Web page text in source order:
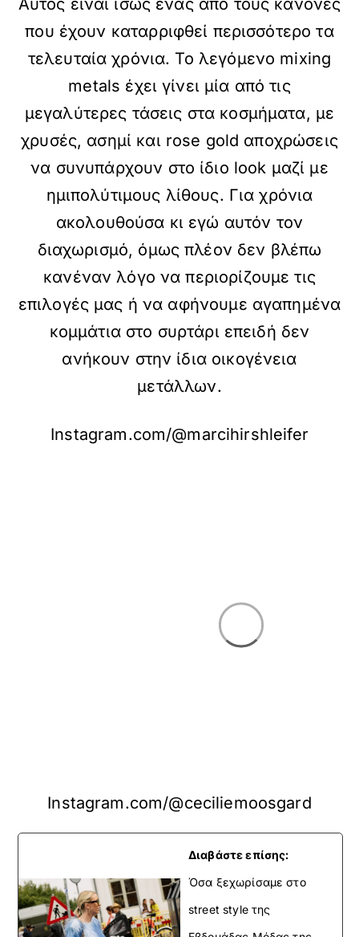
Αυτός είναι ίσως ένας από τους κανόνες
που έχουν καταρριφθεί περισσότερο τα
τελευταία χρόνια. Το λεγόμενο mixing
metals έχει γίνει μία από τις
μεγαλύτερες τάσεις στα κοσμήματα, με
χρυσές, ασημί και rose gold αποχρώσεις
να συνυπάρχουν στο ίδιο look μαζί με
ημιπολύτιμους λίθους. Για χρόνια
ακολουθούσα κι εγώ αυτόν τον
διαχωρισμό, όμως πλέον δεν βλέπω
κανέναν λόγο να περιορίζουμε τις
επιλογές μας ή να αφήνουμε αγαπημένα
κομμάτια στο συρτάρι επειδή δεν
ανήκουν στην ίδια οικογένεια
μετάλλων.
Instagram.com/@marcihirshleifer
Instagram.com/@ceciliemoosgard
Διαβάστε επίσης:
Όσα ξεχωρίσαμε στο
street style της